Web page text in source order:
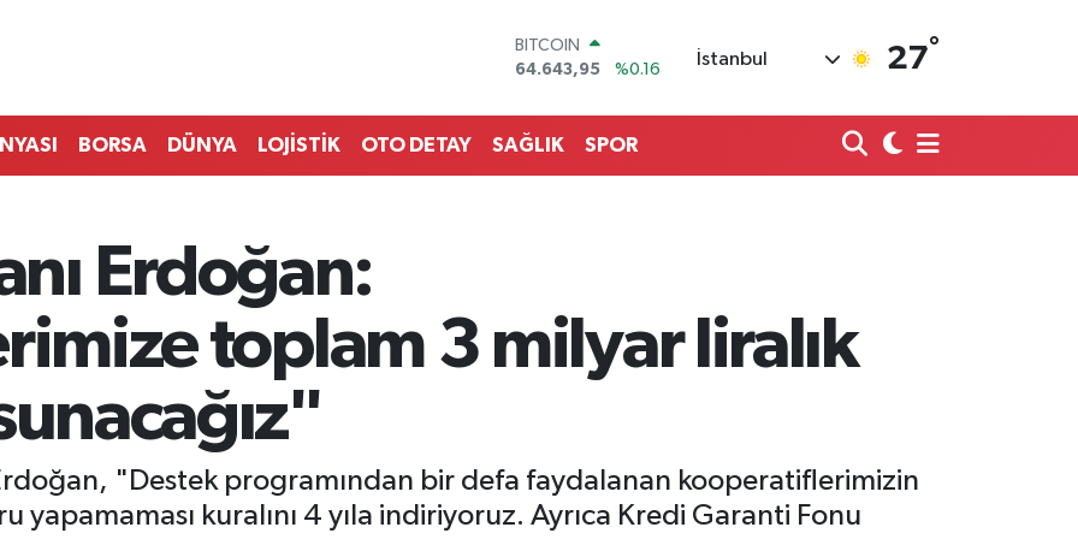
DOLAR
47,6006
%0.06
55,0250
%0.02
STERLİN
İstanbul 27°
BORSA DÜNYA LOJİSTİK OTO DETAY SAĞLIK SPOR
Erdoğan:
toplam 3 milyar liralık
"Destek programından bir defa faydalanan kooperatiflerimizin
yapamaması kuralını 4 yıla indiriyoruz. Ayrıca Kredi Garanti Fonu